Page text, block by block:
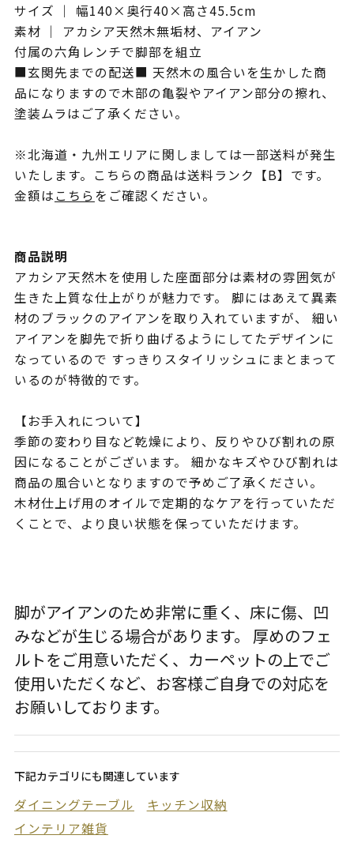
サイズ ｜ 幅140×奥行40×高さ45.5cm
素材 ｜ アカシア天然木無垢材、アイアン
付属の六角レンチで脚部を組立
■玄関先までの配送■ 天然木の風合いを生かした商
品になりますので木部の亀裂やアイアン部分の擦れ、
塗装ムラはご了承ください。
※北海道・九州エリアに関しましては一部送料が発生
いたします。こちらの商品は送料ランク【B】です。
金額はこちらをご確認ください。
商品説明
アカシア天然木を使用した座面部分は素材の雰囲気が
生きた上質な仕上がりが魅力です。 脚にはあえて異素
材のブラックのアイアンを取り入れていますが、 細い
アイアンを脚先で折り曲げるようにしてたデザインに
なっているので すっきりスタイリッシュにまとまって
いるのが特徴的です。
【お手入れについて】
季節の変わり目など乾燥により、反りやひび割れの原
因になることがございます。 細かなキズやひび割れは
商品の風合いとなりますので予めご了承ください。
木材仕上げ用のオイルで定期的なケアを行っていただ
くことで、より良い状態を保っていただけます。
脚がアイアンのため非常に重く、床に傷、凹
みなどが生じる場合があります。 厚めのフェ
ルトをご用意いただく、カーペットの上でご
使用いただくなど、お客様ご自身での対応を
お願いしております。
下記カテゴリにも関連しています
ダイニングテーブル
キッチン収納
インテリア雑貨